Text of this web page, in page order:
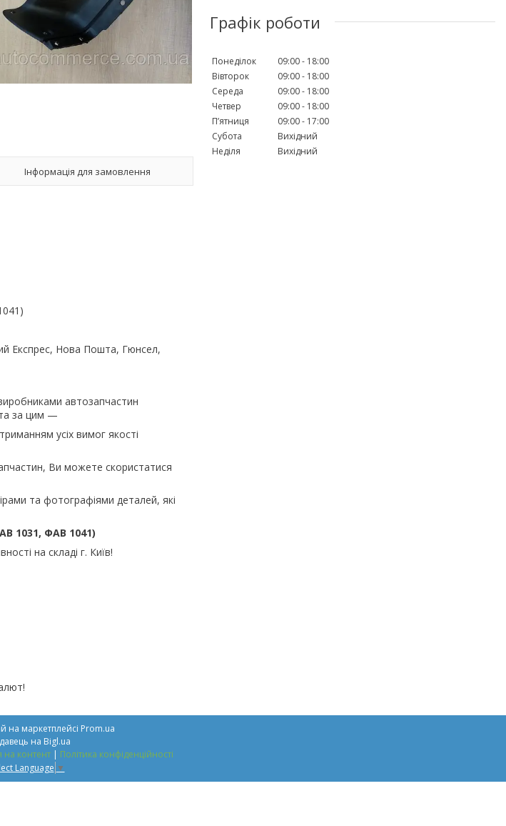
Інформація для замовлення
Експрес, Нова Пошта, Гюнсел,
автозапчастин
та за цим —
усіх вимог якості
Ви можете скористатися
та фотографіями деталей, які
1031, ФАВ 1041)
на складі г. Київ!
Графік роботи
Понеділок 09:00
18:00
Вівторок
09:00
18:00
Середа
09:00
18:00
Четвер
09:00
18:00
Пʼятниця
09:00
17:00
Субота
Вихідний
Неділя
Вихідний
на маркетплейсі Prom.ua
на Bigl.ua
на контент | Політика конфіденційності
Language ▼